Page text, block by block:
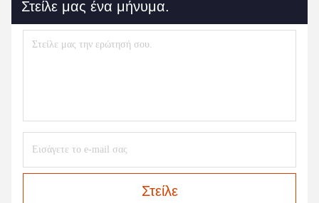
Στείλε μας ένα μήνυμα.
Στείλε